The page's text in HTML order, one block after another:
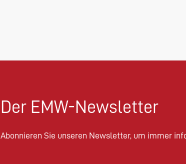
Der EMW-Newsletter
Abonnieren Sie unseren Newsletter, um immer